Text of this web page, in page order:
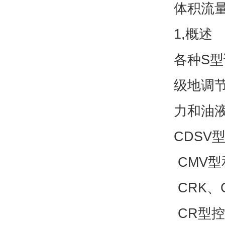
体积流
1,概述
各种S
级地调
力和油
CDSV
CMV
CRK、
CR型